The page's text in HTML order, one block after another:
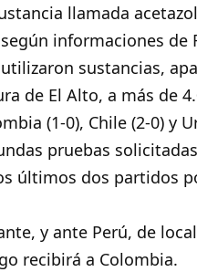
llamada
informaciones de
sustancias,
de El Alto, a más de
(1-0), Chile (2-0) y
pruebas
últimos dos partidos
y ante Perú, de
recibirá a Colombia.